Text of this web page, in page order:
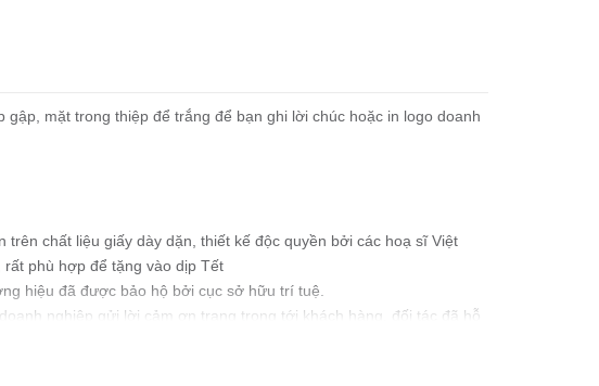
gập, mặt trong thiệp để trắng để bạn ghi lời chúc hoặc in logo doanh
trên chất liệu giấy dày dặn, thiết kế độc quyền bởi các hoạ sĩ Việt
phù hợp để tặng vào dịp Tết
hiệu đã được bảo hộ bởi cục sở hữu trí tuệ.
nghiệp gửi lời cảm ơn trang trọng tới khách hàng, đối tác đã hỗ